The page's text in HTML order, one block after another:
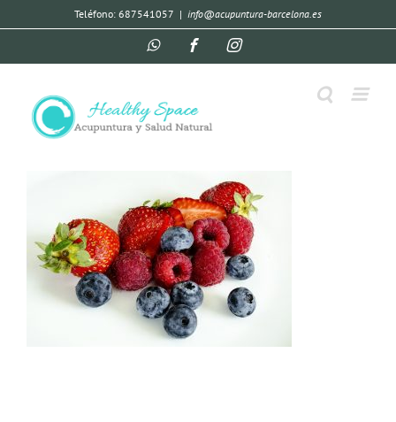
Teléfono: 687541057 | info@acupuntura-barcelona.es